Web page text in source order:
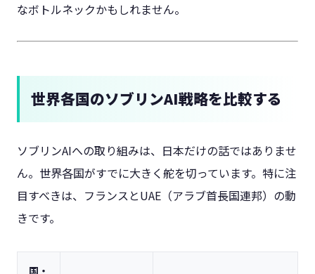
なボトルネックかもしれません。
世界各国のソブリンAI戦略を比較する
ソブリンAIへの取り組みは、日本だけの話ではありませ
ん。世界各国がすでに大きく舵を切っています。特に注
目すべきは、フランスとUAE（アラブ首長国連邦）の動
きです。
国・